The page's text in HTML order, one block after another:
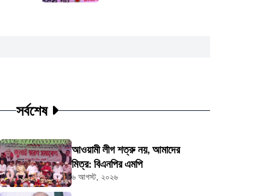
সর্বশেষ
আওয়ামী লীগ শত্রু নয়, আমাদের
মিত্র: বিএনপির এমপি
৬ আগস্ট, ২০২৬